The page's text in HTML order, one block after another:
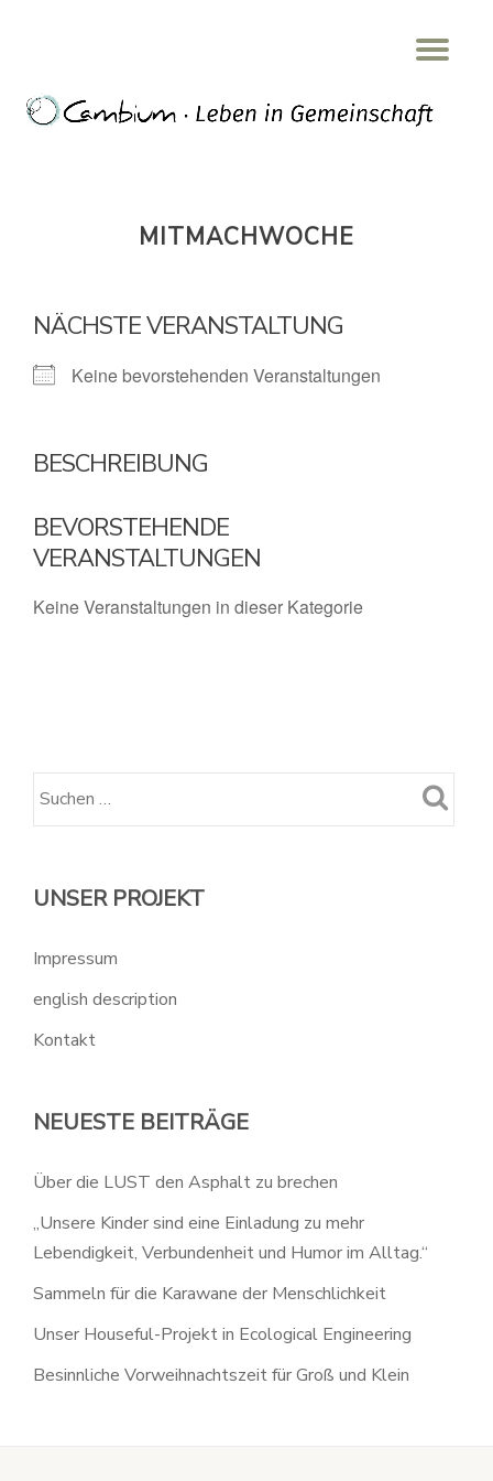
content
MITMACHWOCHE
NÄCHSTE VERANSTALTUNG
Keine bevorstehenden Veranstaltungen
BESCHREIBUNG
BEVORSTEHENDE
VERANSTALTUNGEN
Keine Veranstaltungen in dieser Kategorie
UNSER PROJEKT
Impressum
english description
Kontakt
NEUESTE BEITRÄGE
Über die LUST den Asphalt zu brechen
„Unsere Kinder sind eine Einladung zu mehr
Lebendigkeit, Verbundenheit und Humor im Alltag.“
Sammeln für die Karawane der Menschlichkeit
Unser Houseful-Projekt in Ecological Engineering
Besinnliche Vorweihnachtszeit für Groß und Klein